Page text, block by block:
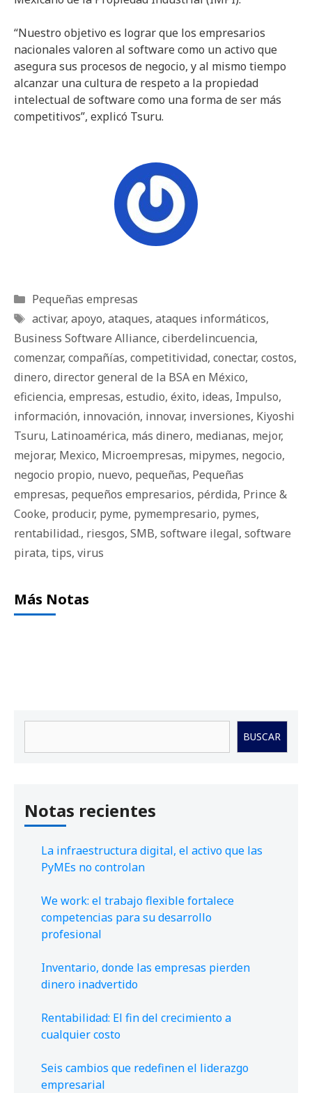
“Nuestro objetivo es lograr que los empresarios
nacionales valoren al software como un activo que
asegura sus procesos de negocio, y al mismo tiempo
alcanzar una cultura de respeto a la propiedad
intelectual de software como una forma de ser más
competitivos”, explicó Tsuru.
Categorías
Pequeñas empresas
Etiquetas
activar, apoyo, ataques, ataques informáticos,
Business Software Alliance, ciberdelincuencia,
comenzar, compañías, competitividad, conectar, costos,
dinero, director general de la BSA en México,
eficiencia, empresas, estudio, éxito, ideas, Impulso,
información, innovación, innovar, inversiones, Kiyoshi
Tsuru, Latinoamérica, más dinero, medianas, mejor,
mejorar, Mexico, Microempresas, mipymes, negocio,
negocio propio, nuevo, pequeñas, Pequeñas
empresas, pequeños empresarios, pérdida, Prince &
Cooke, producir, pyme, pymempresario, pymes,
rentabilidad., riesgos, SMB, software ilegal, software
pirata, tips, virus
Más Notas
BUSCAR
Notas recientes
La infraestructura digital, el activo que las
PyMEs no controlan
We work: el trabajo flexible fortalece
competencias para su desarrollo
profesional
Inventario, donde las empresas pierden
dinero inadvertido
Rentabilidad: El fin del crecimiento a
cualquier costo
Seis cambios que redefinen el liderazgo
empresarial